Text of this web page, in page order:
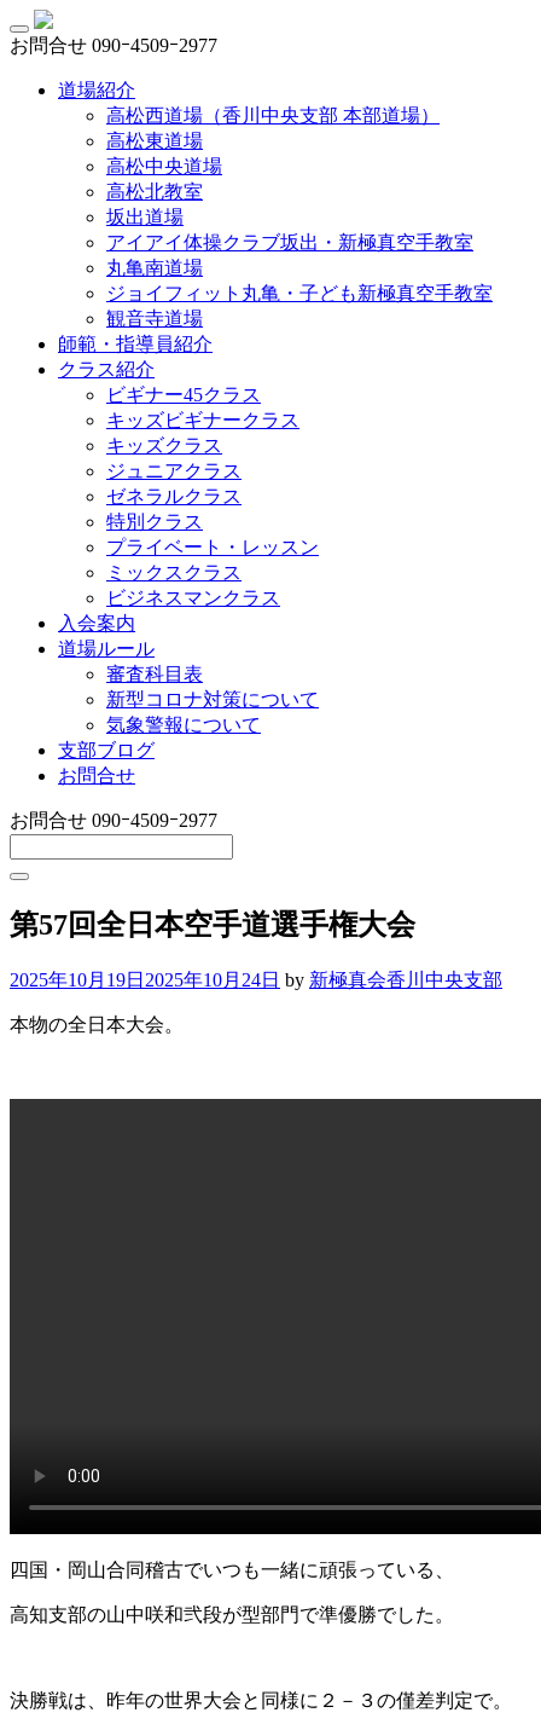
お問合せ 090ｰ4509ｰ2977
道場紹介
高松西道場（香川中央支部 本部道場）
高松東道場
高松中央道場
高松北教室
坂出道場
アイアイ体操クラブ坂出・新極真空手教室
丸亀南道場
ジョイフィット丸亀・子ども新極真空手教室
観音寺道場
師範・指導員紹介
クラス紹介
ビギナー45クラス
キッズビギナークラス
キッズクラス
ジュニアクラス
ゼネラルクラス
特別クラス
プライベート・レッスン
ミックスクラス
ビジネスマンクラス
入会案内
道場ルール
審査科目表
新型コロナ対策について
気象警報について
支部ブログ
お問合せ
お問合せ 090ｰ4509ｰ2977
第57回全日本空手道選手権大会
2025年10月19日 2025年10月24日 by 新極真会香川中央支部
本物の全日本大会。
四国・岡山合同稽古でいつも一緒に頑張っている、
高知支部の山中咲和弐段が型部門で準優勝でした。
決勝戦は、昨年の世界大会と同様に２－３の僅差判定で。